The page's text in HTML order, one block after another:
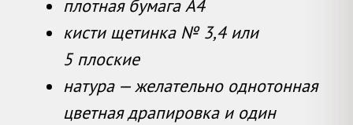
плотная бумага А4
кисти щетинка № 3,4 или
5 плоские
натура — желательно однотонная
цветная драпировка и один